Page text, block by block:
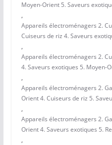
Moyen-Orient 5. Saveurs
,
Appareils électroménagers 2.
Cuiseurs de riz 4. Saveurs
,
Appareils électroménagers 2.
4. Saveurs exotiques 5. Moyen-
,
Appareils électroménagers 2.
Orient 4. Cuiseurs de riz 5.
,
Appareils électroménagers 2.
Orient 4. Saveurs exotiques 5.
,